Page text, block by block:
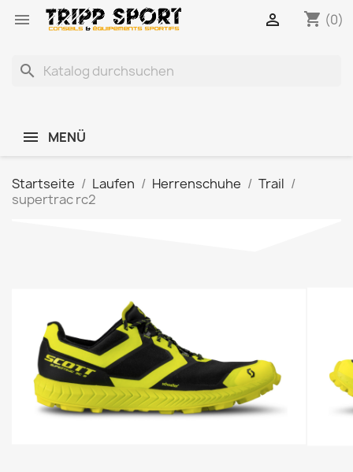
 shopping_cart (0)

search
MENÜ
Startseite Laufen Herrenschuhe
Trail
supertrac rc2